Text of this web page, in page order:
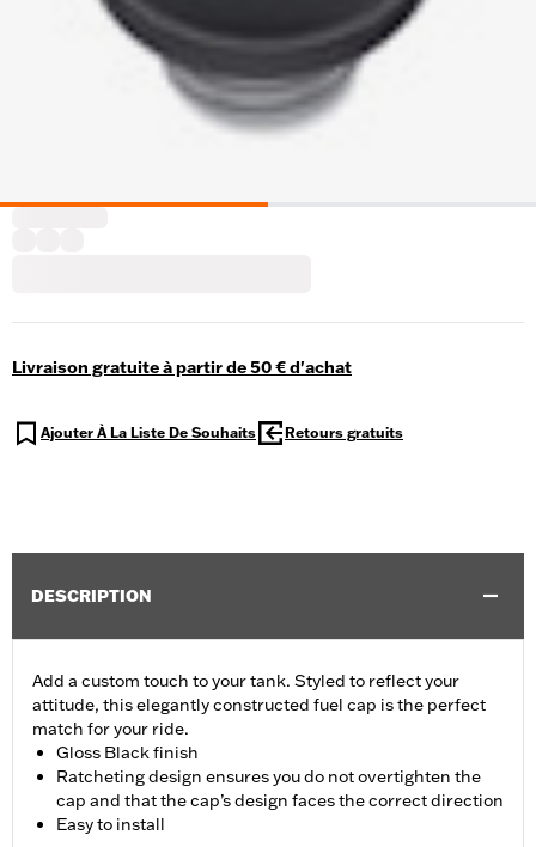
Livraison gratuite à partir de 50 € d'achat
Ajouter À La Liste De Souhaits Retours gratuits
DESCRIPTION
Add a custom touch to your tank. Styled to reflect your
attitude, this elegantly constructed fuel cap is the perfect
match for your ride.
Gloss Black finish
Ratcheting design ensures you do not overtighten the
cap and that the cap’s design faces the correct direction
Easy to install